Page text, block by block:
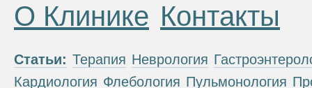
О Клинике Контакты
Статьи: Терапия Неврология
Кардиология Флебология Пульмонология